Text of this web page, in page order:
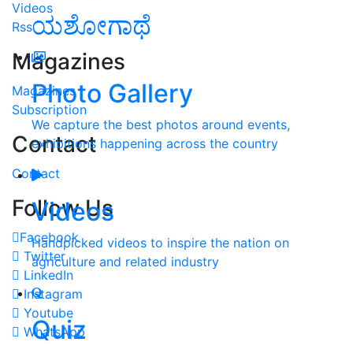
ಯಶೋಗಾಥೆ
Photo Gallery
We capture the best photos around events,
exhibitions happening across the country
Videos
Handpicked videos to inspire the nation on
agriculture and related industry
Quiz
Videos
Rss
Magazines
Magazines
Subscription
Contact
Contact
Follow Us
Facebook
Twitter
LinkedIn
Instagram
Youtube
WhatsApp